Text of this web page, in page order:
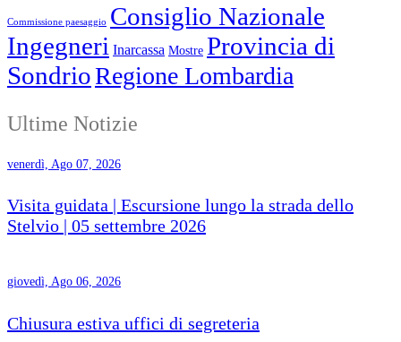
Commissione paesaggio Consiglio Nazionale
Ingegneri Inarcassa Mostre Provincia di
SondrioRegione Lombardia
Ultime Notizie
venerdì, Ago 07, 2026
Visita guidata | Escursione lungo la strada dello
Stelvio | 05 settembre 2026
giovedì, Ago 06, 2026
Chiusura estiva uffici di segreteria